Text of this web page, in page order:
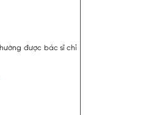
được bác sĩ chỉ